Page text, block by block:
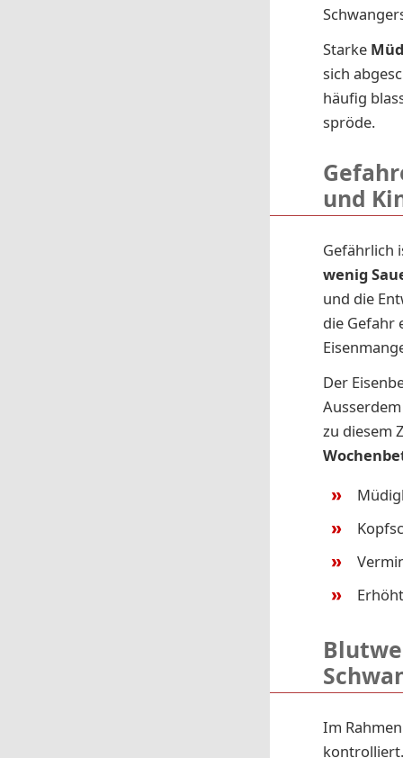
Starke
sich
häufig
spröde.
und
Gefährlich
wenig
und die
die Gefahr
Der
zu diesem
Im